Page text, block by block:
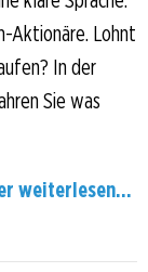
Aktionäre. Lohnt
In der
Sie was
weiterlesen...